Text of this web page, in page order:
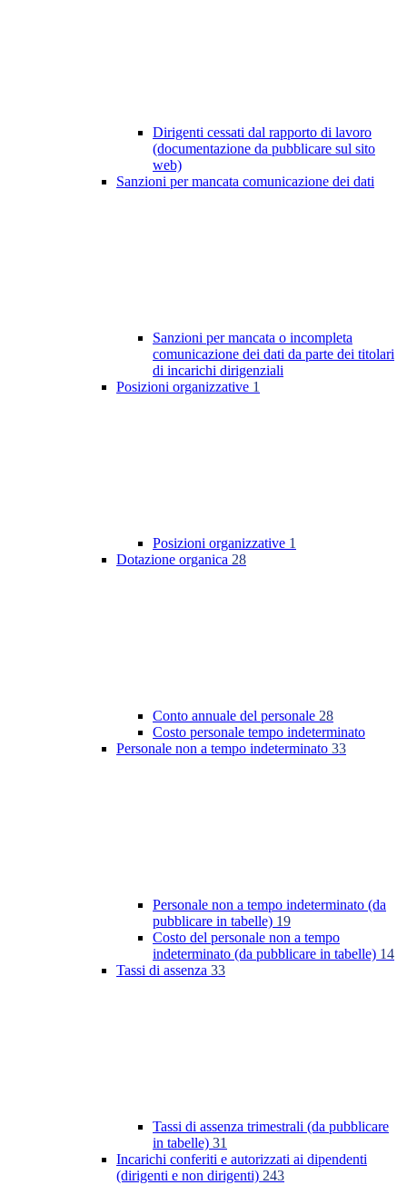
Dirigenti cessati dal rapporto di lavoro
(documentazione da pubblicare sul sito
web)
Sanzioni per mancata comunicazione dei dati
Sanzioni per mancata o incompleta
comunicazione dei dati da parte dei titolari
di incarichi dirigenziali
Posizioni organizzative 1
Posizioni organizzative 1
Dotazione organica 28
Conto annuale del personale 28
Costo personale tempo indeterminato
Personale non a tempo indeterminato 33
Personale non a tempo indeterminato (da
pubblicare in tabelle) 19
Costo del personale non a tempo
indeterminato (da pubblicare in tabelle) 14
Tassi di assenza 33
Tassi di assenza trimestrali (da pubblicare
in tabelle) 31
Incarichi conferiti e autorizzati ai dipendenti
(dirigenti e non dirigenti) 243